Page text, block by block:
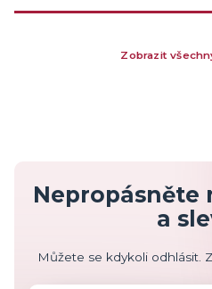
Zobrazit
Nepropásněte
a
Můžete se kdykoli odhlásit.